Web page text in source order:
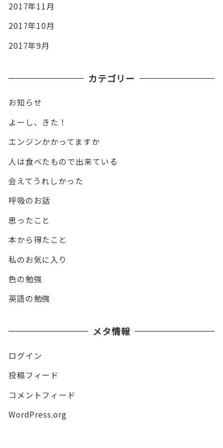
2017年11月
2017年10月
2017年9月
カテゴリー
お知らせ
よーし、きた！
エンジンかかってますか
人は食べたもので出来ている
会えてうれしかった
呼吸のお話
思ったこと
本から得たこと
私のお気に入り
色の勉強
英語の勉強
メタ情報
ログイン
投稿フィード
コメントフィード
WordPress.org